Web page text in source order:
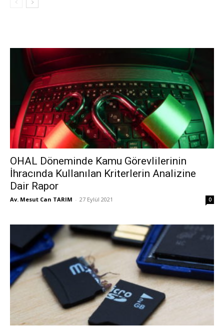
OHAL Döneminde Kamu Görevlilerinin
İhracında Kullanılan Kriterlerin Analizine
Dair Rapor
Av. Mesut Can TARIM - 27 Eylül 2021 0